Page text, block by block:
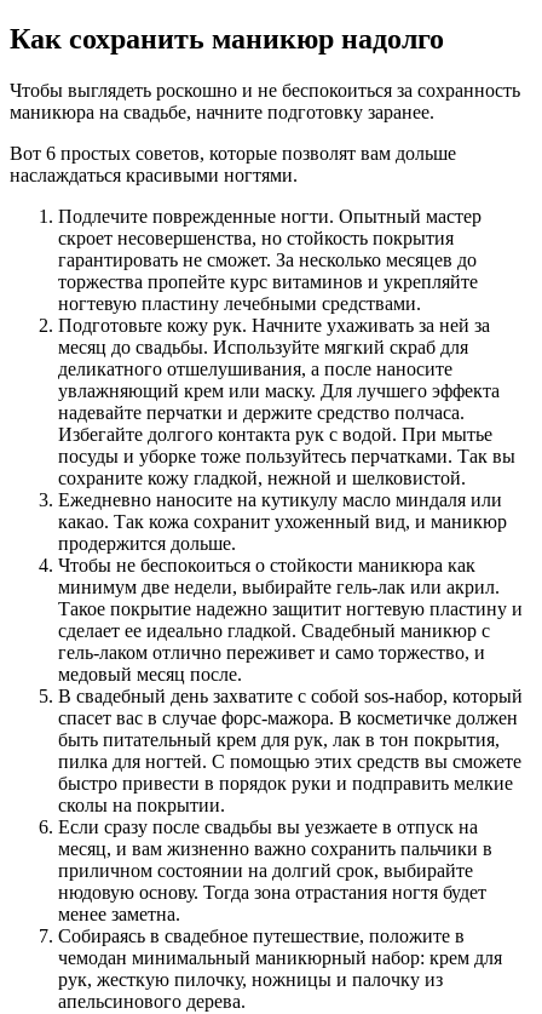
Как сохранить маникюр надолго
Чтобы выглядеть роскошно и не беспокоиться за сохранность
маникюра на свадьбе, начните подготовку заранее.
Вот 6 простых советов, которые позволят вам дольше
наслаждаться красивыми ногтями.
Подлечите поврежденные ногти. Опытный мастер
скроет несовершенства, но стойкость покрытия
гарантировать не сможет. За несколько месяцев до
торжества пропейте курс витаминов и укрепляйте
ногтевую пластину лечебными средствами.
Подготовьте кожу рук. Начните ухаживать за ней за
месяц до свадьбы. Используйте мягкий скраб для
деликатного отшелушивания, а после наносите
увлажняющий крем или маску. Для лучшего эффекта
надевайте перчатки и держите средство полчаса.
Избегайте долгого контакта рук с водой. При мытье
посуды и уборке тоже пользуйтесь перчатками. Так вы
сохраните кожу гладкой, нежной и шелковистой.
Ежедневно наносите на кутикулу масло миндаля или
какао. Так кожа сохранит ухоженный вид, и маникюр
продержится дольше.
Чтобы не беспокоиться о стойкости маникюра как
минимум две недели, выбирайте гель-лак или акрил.
Такое покрытие надежно защитит ногтевую пластину и
сделает ее идеально гладкой. Свадебный маникюр с
гель-лаком отлично переживет и само торжество, и
медовый месяц после.
В свадебный день захватите с собой sos-набор, который
спасет вас в случае форс-мажора. В косметичке должен
быть питательный крем для рук, лак в тон покрытия,
пилка для ногтей. С помощью этих средств вы сможете
быстро привести в порядок руки и подправить мелкие
сколы на покрытии.
Если сразу после свадьбы вы уезжаете в отпуск на
месяц, и вам жизненно важно сохранить пальчики в
приличном состоянии на долгий срок, выбирайте
нюдовую основу. Тогда зона отрастания ногтя будет
менее заметна.
Собираясь в свадебное путешествие, положите в
чемодан минимальный маникюрный набор: крем для
рук, жесткую пилочку, ножницы и палочку из
апельсинового дерева.